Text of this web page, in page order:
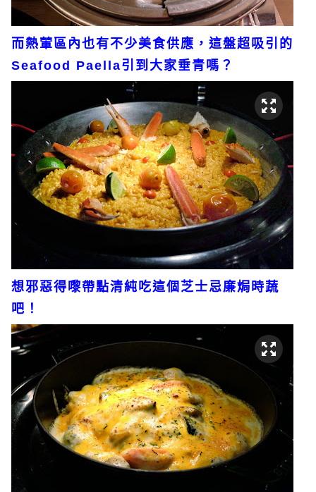
而熱葷區內也有不少美食供應，這盤超吸引的
Seafood Paella引到大家垂青嗎？
想邪惡得嚟帶點清純吃這個芝士忌廉焗時蔬
吧！